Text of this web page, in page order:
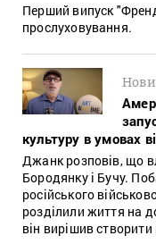
Перший випуск
прослуховування.
культуру в умовах
Джанк розповів, що
Бородянку і Бучу.
російського
розділили життя на
він вирішив